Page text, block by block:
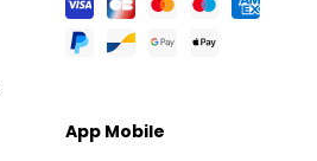
App Mobile